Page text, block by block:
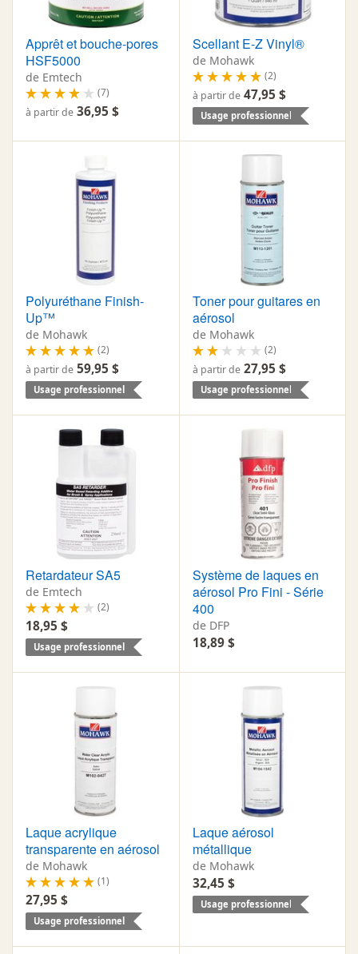
Apprêt et bouche-pores
HSF5000
de Emtech
(7)
à partir de 36,95 $
Scellant E-Z Vinyl®
de Mohawk
(2)
à partir de 47,95 $
Usage professionnel
Polyuréthane Finish-
Up™
de Mohawk
(2)
à partir de 59,95 $
Usage professionnel
Toner pour guitares en
aérosol
de Mohawk
(2)
à partir de 27,95 $
Usage professionnel
Retardateur SA5
de Emtech
(2)
18,95 $
Usage professionnel
Système de laques en
aérosol Pro Fini - Série
400
de DFP
18,89 $
Laque acrylique
transparente en aérosol
de Mohawk
(1)
27,95 $
Usage professionnel
Laque aérosol
métallique
de Mohawk
32,45 $
Usage professionnel